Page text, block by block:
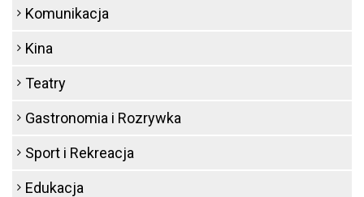
Komunikacja
Kina
Teatry
Gastronomia i Rozrywka
Sport i Rekreacja
Edukacja